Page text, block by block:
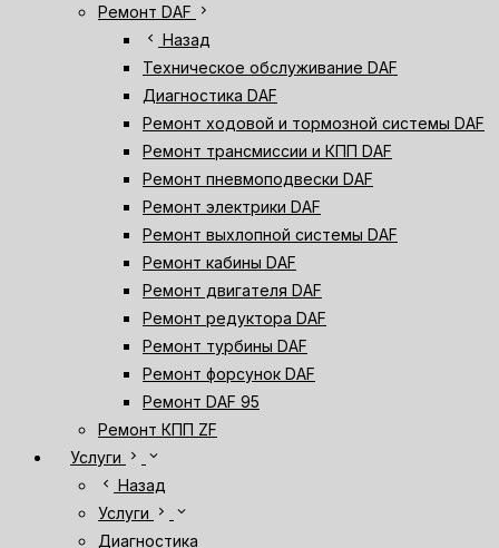
Ремонт DAF
chevron_right
chevron_left Назад
Техническое обслуживание DAF
Диагностика DAF
Ремонт ходовой и тормозной системы DAF
Ремонт трансмиссии и КПП DAF
Ремонт пневмоподвески DAF
Ремонт электрики DAF
Ремонт выхлопной системы DAF
Ремонт кабины DAF
Ремонт двигателя DAF
Ремонт редуктора DAF
Ремонт турбины DAF
Ремонт форсунок DAF
Ремонт DAF 95
Ремонт КПП ZF
Услуги
chevron_right
expand_more
chevron_left Назад
Услуги
chevron_right expand_more
Диагностика